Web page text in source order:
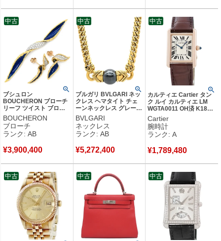
ブシュロン
BOUCHERON ブローチ
リーフ ツイスト ブロー
チ ピアス セット ブルー×
イエローゴールド ダイヤ
モンド エナメル エマイ
ユ 七宝 【中古】中古品
BOUCHERON
ブローチ
ランク: AB
¥3,900,400
中古
ブルガリ BVLGARI ネッ
クレス ヘマタイト チェ
ーンネックレス グレー×
イエローゴールド 18K
750 18金 グルメットチェ
ーン 【中古】中古品
BVLGARI
ネックレス
ランク: AB
¥5,272,400
中古
カルティエ Cartier タン
ク ルイ カルティエ LM
WGTA0011 OH済 K18PG
無垢 ギョーシェ 青針 メ
ンズ レディース 腕時計手
巻き シルバー 【中古】中
古美品
Cartier
腕時計
ランク: A
¥1,789,480
中古
中古 中古 中古